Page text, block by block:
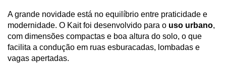
A grande novidade está no equilíbrio entre praticidade e
modernidade. O Kait foi desenvolvido para o uso urbano,
com dimensões compactas e boa altura do solo, o que
facilita a condução em ruas esburacadas, lombadas e
vagas apertadas.